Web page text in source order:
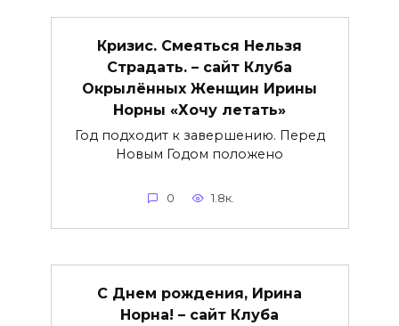
Кризис. Смеяться Нельзя
Страдать. – сайт Клуба
Окрылённых Женщин Ирины
Норны «Хочу летать»
Год подходит к завершению. Перед
Новым Годом положено
0 1.8к.
С Днем рождения, Ирина
Норна! – сайт Клуба